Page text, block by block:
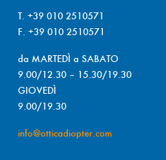
T. +39 010 2510571
F. +39 010 2510571
da MARTEDÌ a SABATO
9.00/12.30 – 15.30/19.30
GIOVEDÌ
9.00/19.30
info@otticadiopter.com